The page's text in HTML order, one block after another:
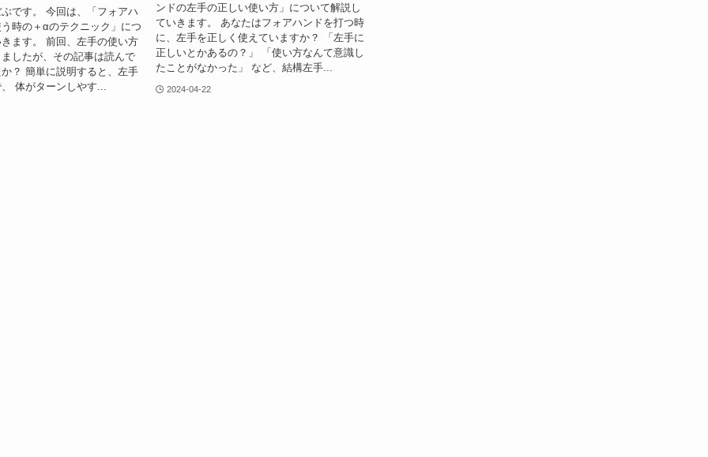
です。 今回は、「フォアハ
時の＋αのテクニック」につ
ます。 前回、左手の使い方
したが、その記事は読んで
？ 簡単に説明すると、左手
体がターンしやす...
ンドの左手の正しい使い方」について解説し
ていきます。 あなたはフォアハンドを打つ時
に、左手を正しく使えていますか？ 「左手に
正しいとかあるの？」 「使い方なんて意識し
たことがなかった」 など、結構左手...
2024-04-22